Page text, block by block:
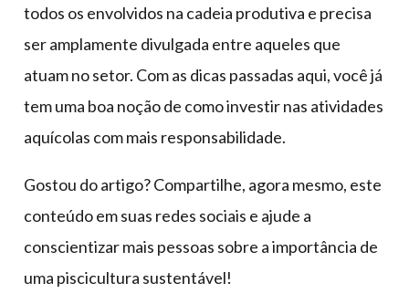
todos os envolvidos na cadeia produtiva e precisa
ser amplamente divulgada entre aqueles que
atuam no setor. Com as dicas passadas aqui, você já
tem uma boa noção de como investir nas atividades
aquícolas com mais responsabilidade.
Gostou do artigo? Compartilhe, agora mesmo, este
conteúdo em suas redes sociais e ajude a
conscientizar mais pessoas sobre a importância de
uma piscicultura sustentável!